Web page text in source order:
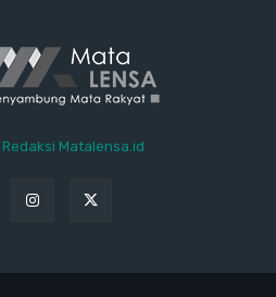
Redaksi Matalensa.id